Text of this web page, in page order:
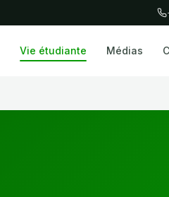
Vie étudiante Médias